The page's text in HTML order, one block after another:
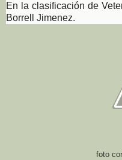
En la clasificación de
Borrell Jimenez.
foto